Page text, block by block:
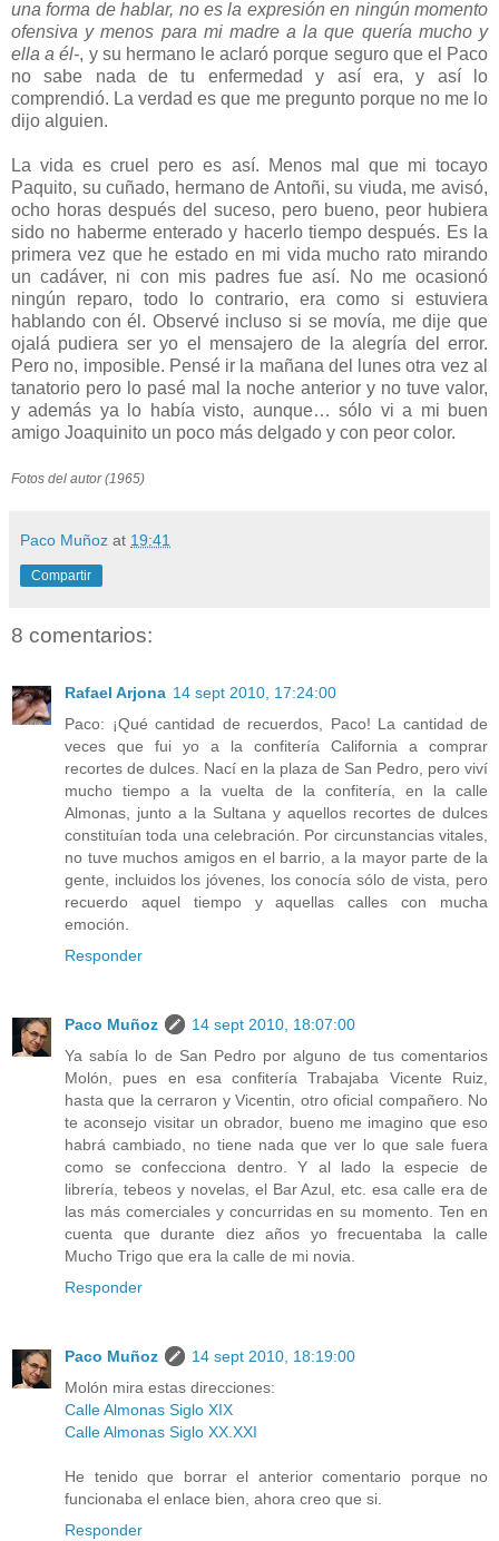
una forma de hablar, no es la expresión en ningún momento
ofensiva y menos para mi madre a la que quería mucho y
ella a él-, y su hermano le aclaró porque seguro que el Paco
no sabe nada de tu enfermedad y así era, y así lo
comprendió. La verdad es que me pregunto porque no me lo
dijo alguien.
La vida es cruel pero es así. Menos mal que mi tocayo
Paquito, su cuñado, hermano de Antoñi, su viuda, me avisó,
ocho horas después del suceso, pero bueno, peor hubiera
sido no haberme enterado y hacerlo tiempo después. Es la
primera vez que he estado en mi vida mucho rato mirando
un cadáver, ni con mis padres fue así. No me ocasionó
ningún reparo, todo lo contrario, era como si estuviera
hablando con él. Observé incluso si se movía, me dije que
ojalá pudiera ser yo el mensajero de la alegría del error.
Pero no, imposible. Pensé ir la mañana del lunes otra vez al
tanatorio pero lo pasé mal la noche anterior y no tuve valor,
y además ya lo había visto, aunque… sólo vi a mi buen
amigo Joaquinito un poco más delgado y con peor color.
Fotos del autor (1965)
Paco Muñoz at 19:41
Compartir
8 comentarios:
Rafael Arjona 14 sept 2010, 17:24:00
Paco: ¡Qué cantidad de recuerdos, Paco! La cantidad de
veces que fui yo a la confitería California a comprar
recortes de dulces. Nací en la plaza de San Pedro, pero viví
mucho tiempo a la vuelta de la confitería, en la calle
Almonas, junto a la Sultana y aquellos recortes de dulces
constituían toda una celebración. Por circunstancias vitales,
no tuve muchos amigos en el barrio, a la mayor parte de la
gente, incluidos los jóvenes, los conocía sólo de vista, pero
recuerdo aquel tiempo y aquellas calles con mucha
emoción.
Responder
Paco Muñoz
14 sept 2010, 18:07:00
Ya sabía lo de San Pedro por alguno de tus comentarios
Molón, pues en esa confitería Trabajaba Vicente Ruiz,
hasta que la cerraron y Vicentin, otro oficial compañero. No
te aconsejo visitar un obrador, bueno me imagino que eso
habrá cambiado, no tiene nada que ver lo que sale fuera
como se confecciona dentro. Y al lado la especie de
librería, tebeos y novelas, el Bar Azul, etc. esa calle era de
las más comerciales y concurridas en su momento. Ten en
cuenta que durante diez años yo frecuentaba la calle
Mucho Trigo que era la calle de mi novia.
Responder
Paco Muñoz
14 sept 2010, 18:19:00
Molón mira estas direcciones:
Calle Almonas Siglo XIX
Calle Almonas Siglo XX.XXI
He tenido que borrar el anterior comentario porque no
funcionaba el enlace bien, ahora creo que si.
Responder